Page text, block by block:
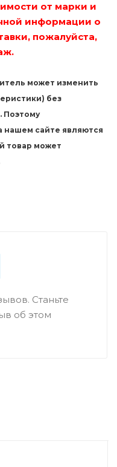
от марки и
информации о
пожалуйста,
может изменить
без
Поэтому
нашем сайте являются
товар может
Станьте
об этом